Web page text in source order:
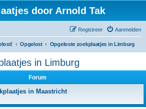
door Arnold Tak
Aanmelden
Registreer
Opgelost Opgeloste zoekplaatjes in Limburg
in Limburg
Forum
in Maastricht